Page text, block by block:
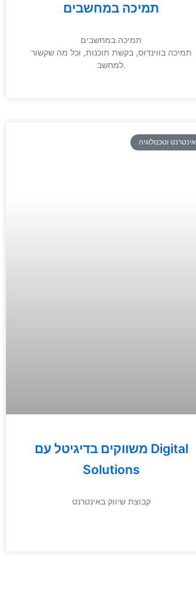
תמיכה במחשבים
תמיכה במחשבים
תמיכה בווינדוס, בקשת תוכנות, וכל מה שקשור
למחשב.
אינטרנט וטכנולוגיה
משווקים בדיגיטל עם Digital
Solutions
קבוצת שיווק באינטרנט